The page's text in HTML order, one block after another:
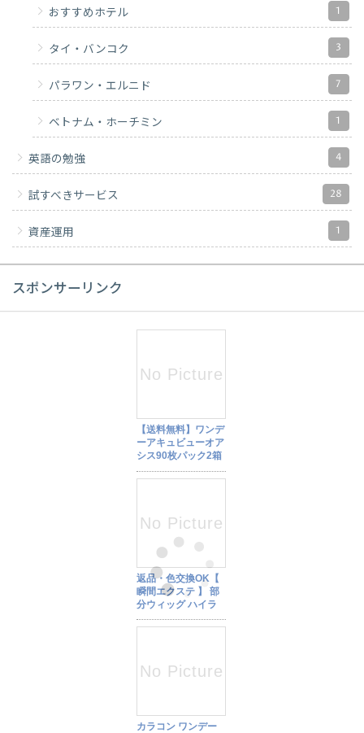
おすすめホテル 1
タイ・バンコク 3
パラワン・エルニド 7
ベトナム・ホーチミン 1
英語の勉強 4
試すべきサービス 28
資産運用 1
スポンサーリンク